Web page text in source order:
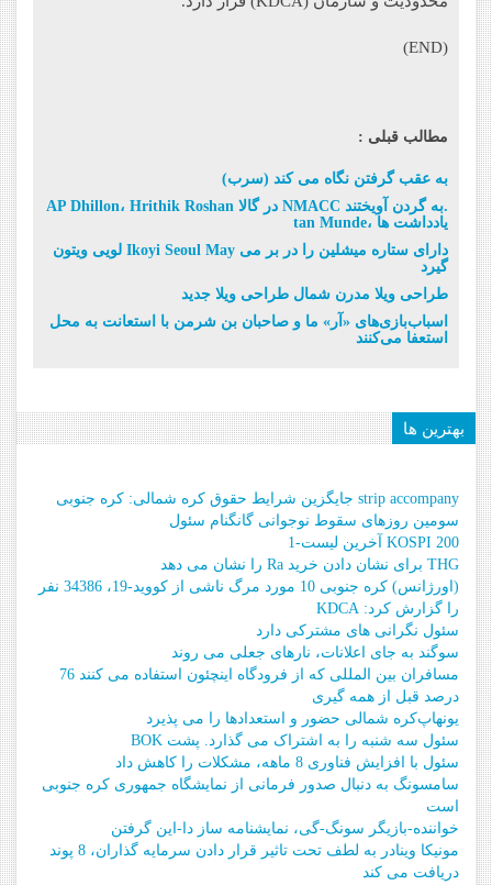
(END)
مطالب قبلی :
(سرب) به عقب گرفتن نگاه می کند
AP Dhillon، Hrithik Roshan در گالا NMACC به گردن آویختند.
tan Munde، یادداشت ها
لویی ویتون Ikoyi Seoul May دارای ستاره میشلین را در بر می
گیرد
طراحی ویلا مدرن شمال طراحی ویلا جدید
اسباب‌بازی‌های «آر» ما و صاحبان بن شرمن با استعانت به محل
استعفا می‌کنند
بهترین ها
strip accompany جایگزین شرایط حقوق کره شمالی: کره جنوبی
سومین روزهای سقوط نوجوانی گانگنام سئول
KOSPI 200 آخرین لیست-1
THG برای نشان دادن خرید Ra را نشان می دهد
(اورژانس) کره جنوبی 10 مورد مرگ ناشی از کووید-19، 34386 نفر
را گزارش کرد: KDCA
سئول نگرانی های مشترکی دارد
سوگند به جای اعلانات، نارهای جعلی می روند
مسافران بین المللی که از فرودگاه اینچئون استفاده می کنند 76
درصد قبل از همه گیری
یونهاپکره شمالی حضور و استعدادها را می پذیرد
سئول سه شنبه را به اشتراک می گذارد. پشت BOK
سئول با افزایش فناوری 8 ماهه، مشکلات را کاهش داد
سامسونگ به دنبال صدور فرمانی از نمایشگاه جمهوری کره جنوبی
است
خواننده-بازیگر سونگ-گی، نمایشنامه ساز دا-این گرفتن
مونیکا وینادر به لطف تحت تاثیر قرار دادن سرمایه گذاران، 8 پوند
دریافت می کند